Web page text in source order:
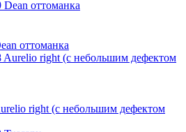
оттоманка
right (с небольшим дефектом